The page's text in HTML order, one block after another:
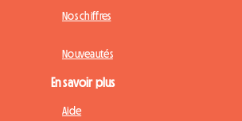
Nos chiffres
Nouveautés
En savoir plus
Aide